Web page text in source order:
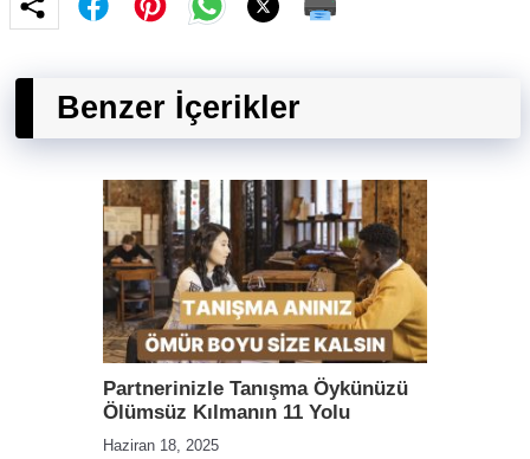
Benzer İçerikler
Partnerinizle Tanışma Öykünüzü
Ölümsüz Kılmanın 11 Yolu
Haziran 18, 2025